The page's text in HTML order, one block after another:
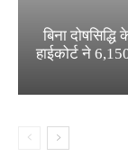
बिना
हाईकोर्ट ने